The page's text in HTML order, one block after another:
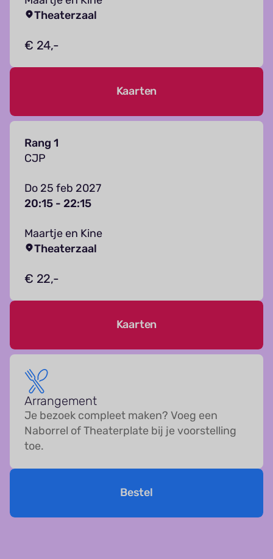
Theaterzaal
€ 24,-
Kaarten
Rang 1
CJP
Do 25 feb 2027
20:15 - 22:15
Maartje en Kine
Theaterzaal
€ 22,-
Kaarten
Arrangement
Je bezoek compleet maken? Voeg een
Naborrel of Theaterplate bij je voorstelling
toe.
Bestel